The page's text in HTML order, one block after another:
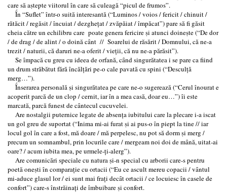
care să aṣtepte viitorul în care să culeagă “picul de frumos”.
Ḯn “Suflet” într-o suită interesantă (“Luminos / voios / fericit / chinuit /
rătăcit / regăsit / încuiat / dezgheţat / zvăpăiat / împăcat”) pare să fi găsit
cheia către un echilibru care poate genera fericire ṣi atunci doineṣte (“De dor
/ de drag / de alint / o doină cȃnt // Soarelui de răsărit / Domnului, că ne-a
trezit / naturii, că daruri ne-a oferit / vieţii, că nu ne-a părăsit”).
Se împacă cu greu cu ideea de orfană, cȃnd singurătatea i se pare ca fiind
un drum străbătut fără încălţări pe-o cale pavată cu spini (“Desculţă
merg…”).
Ḯnserarea personală ṣi singurătatea pe care ne-o sugerează (“Cerul înourat e
acoperit parcă de un clop / cernit, iar în a mea casă, doar eu…”) îi este
marcată, parcă funest de cȃntecul cucuvelei.
Are nostalgii puternice legate de absenţa iubitului care la plecare i-a iscat
un gol greu de suportat (“Inima mi-ai furat ṣi ai pus-o în piept la tine // iar
locul gol în care a fost, mă doare / mă perpelesc, nu pot să dorm ṣi merg /
precum un somnambul, prin locurile care / mergeam noi doi de mȃnă, uitat-ai
oare? / acum iubita mea, pe urmele-ţi-alerg”).
Are comunicări speciale cu natura ṣi-n special cu arborii care-s pentru
poetă oneṣti în comparaţie cu ortacii (“Eu ce ascult mereu copacii / vȃntul
mi-aduce glasul lor / ei sunt mai fraţi decȃt ortacii / ce locuiesc în casele de
confort”) care-s înstrăinaţi de îmbuibare ṣi confort.